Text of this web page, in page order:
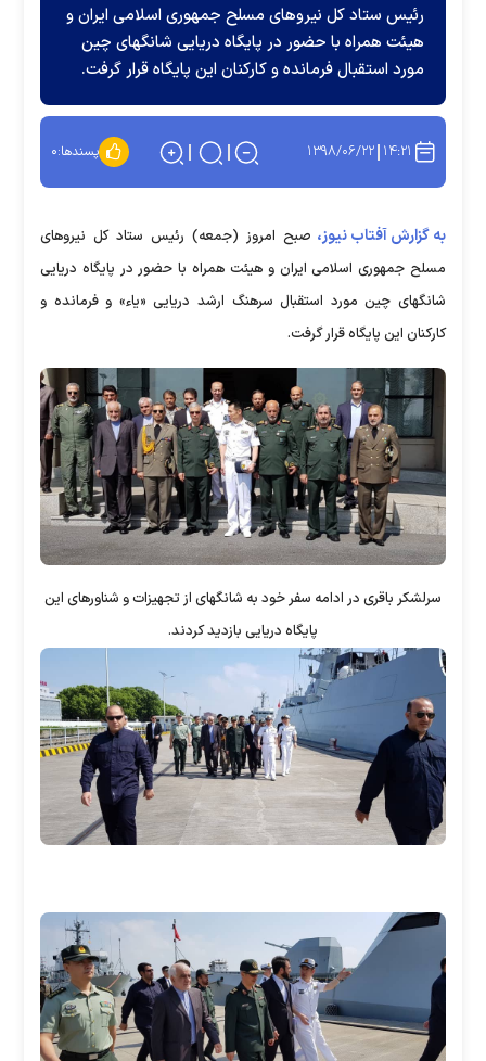
رئیس ستاد کل نیروهای مسلح جمهوری اسلامی ایران و
هیئت همراه با حضور در پایگاه دریایی شانگهای چین
مورد استقبال فرمانده و کارکنان این پایگاه قرار گرفت.
۱۴:۲۱ ۱۳۹۸/۰۶/۲۲ پسندها:۰
به گزارش آفتاب نیوز، صبح امروز (جمعه) رئیس ستاد کل نیروهای
مسلح جمهوری اسلامی ایران و هیئت همراه با حضور در پایگاه دریایی
شانگهای چین مورد استقبال سرهنگ ارشد دریایی «یاء» و فرمانده و
کارکنان این پایگاه قرار گرفت.
سرلشکر باقری در ادامه سفر خود به شانگهای از تجهیزات و شناورهای این
پایگاه دریایی بازدید کردند.